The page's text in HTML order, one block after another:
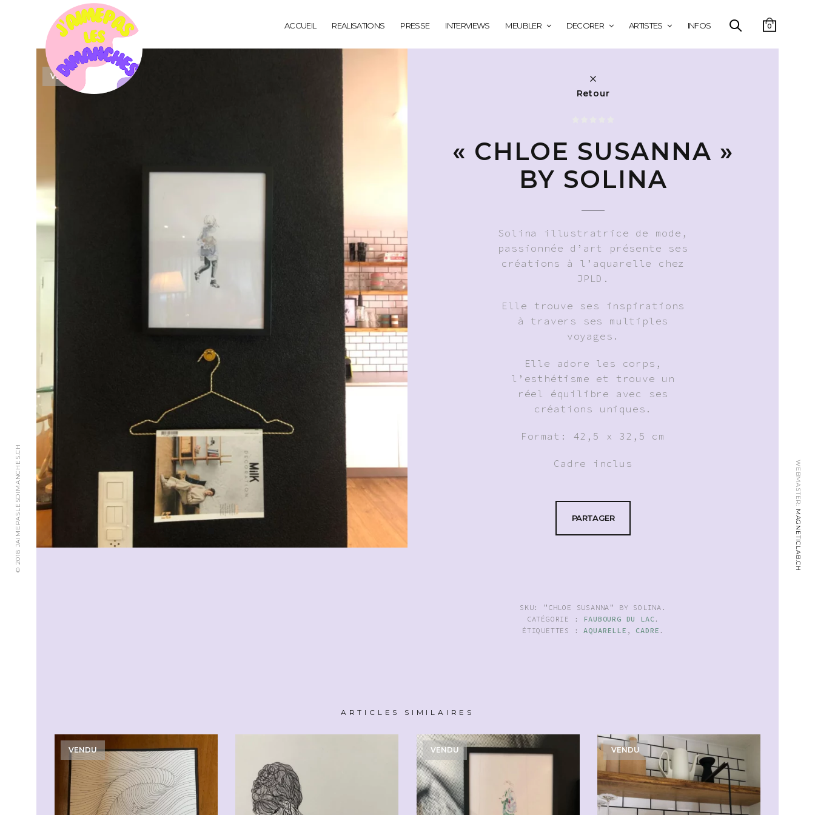
ACCUEIL REALISATIONS PRESSE INTERVIEWS MEUBLER DECORER ARTISTES INFOS 0
© 2018 JAIMEPASLESDIMANCHES.CH WEBMASTER:
MAGNETICLAB.CH
VENDU
Retour
« CHLOE SUSANNA »
BY SOLINA
Solina illustratrice de mode,
passionnée d’art présente ses
créations à l’aquarelle chez
JPLD.
Elle trouve ses inspirations
à travers ses multiples
voyages.
Elle adore les corps,
l’esthétisme et trouve un
réel équilibre avec ses
créations uniques.
Format: 42,5 x 32,5 cm
Cadre inclus
PARTAGER
SKU: "CHLOE SUSANNA" BY SOLINA .
CATÉGORIE : FAUBOURG DU LAC.
ÉTIQUETTES :AQUARELLE , CADRE .
ARTICLES SIMILAIRES
VENDU VENDU VENDU